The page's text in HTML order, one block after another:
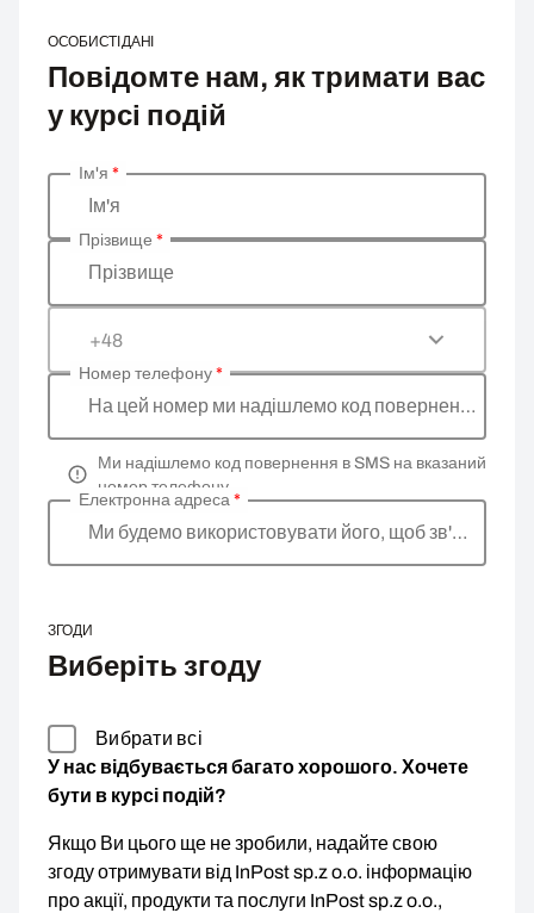
ОСОБИСТІ ДАНІ
Повідомте нам, як тримати вас
у курсі подій
Введіть ваші особисті дані
Ім'я
Ім'я *
Прізвище
Прізвище *
+48
На цей номер ми надішлемо код повернення
Номер телефону*
Ми надішлемо код повернення в SMS на вказаний
номер телефону
Ми будемо використовувати його, щоб зв'язатися
Електронна адреса*
ЗГОДИ
Виберіть згоду
Вибрати всі
У нас відбувається багато хорошого. Хочете
бути в курсі подій?
Якщо Ви цього ще не зробили, надайте свою
згоду отримувати від InPost sp.z o.o. інформацію
про акції, продукти та послуги InPost sp.z o.o.,